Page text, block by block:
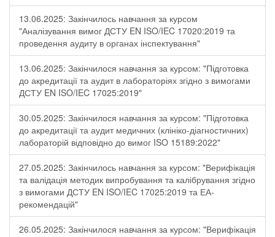
13.06.2025: Закінчилось навчання за курсом
"Аналізування вимог ДСТУ EN ISO/IEC 17020:2019 та
проведення аудиту в органах інспектування"
13.06.2025: Закінчилося навчання за курсом: "Підготовка
до акредитації та аудит в лабораторіях згідно з вимогами
ДСТУ EN ISO/IEC 17025:2019"
30.05.2025: Закінчилося навчання за курсом: "Підготовка
до акредитації та аудит медичних (клініко-діагностичних)
лабораторій відповідно до вимог ISO 15189:2022"
27.05.2025: Закінчилось навчання за курсом: "Верифікація
та валідація методик випробування та калібрування згідно
з вимогами ДСТУ EN ISO/IEC 17025:2019 та ЕА-
рекомендацій"
26.05.2025: Закінчилося навчання за курсом: "Верифікація